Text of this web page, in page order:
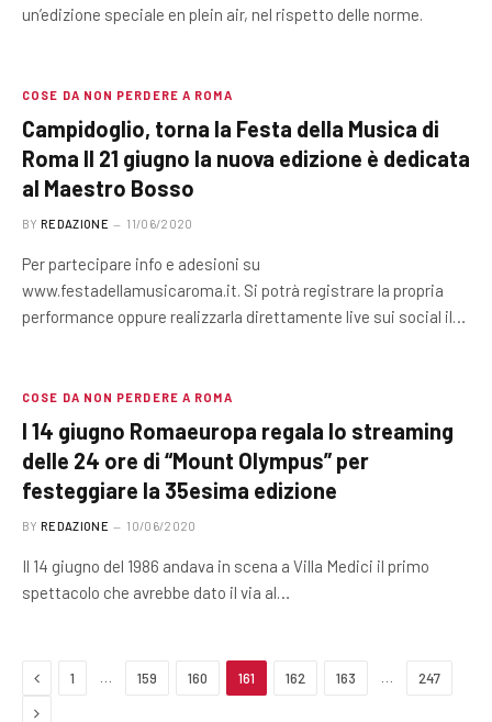
un’edizione speciale en plein air, nel rispetto delle norme.
COSE DA NON PERDERE A ROMA
Campidoglio, torna la Festa della Musica di
Roma Il 21 giugno la nuova edizione è dedicata
al Maestro Bosso
BY REDAZIONE 11/06/2020
Per partecipare info e adesioni su
www.festadellamusicaroma.it. Si potrà registrare la propria
performance oppure realizzarla direttamente live sui social il…
COSE DA NON PERDERE A ROMA
l 14 giugno Romaeuropa regala lo streaming
delle 24 ore di “Mount Olympus” per
festeggiare la 35esima edizione
BY REDAZIONE 10/06/2020
Il 14 giugno del 1986 andava in scena a Villa Medici il primo
spettacolo che avrebbe dato il via al…
Previous
1 159 160 161 162 163 247
Next